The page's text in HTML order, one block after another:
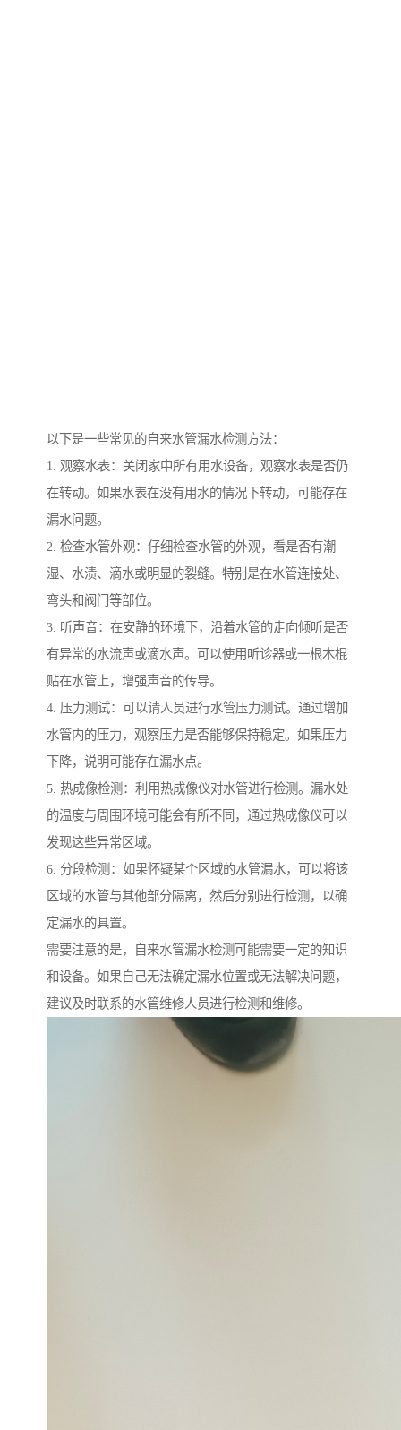
以下是一些常见的自来水管漏水检测方法：
1. 观察水表：关闭家中所有用水设备，观察水表是否仍
在转动。如果水表在没有用水的情况下转动，可能存在
漏水问题。
2. 检查水管外观：仔细检查水管的外观，看是否有潮
湿、水渍、滴水或明显的裂缝。特别是在水管连接处、
弯头和阀门等部位。
3. 听声音：在安静的环境下，沿着水管的走向倾听是否
有异常的水流声或滴水声。可以使用听诊器或一根木棍
贴在水管上，增强声音的传导。
4. 压力测试：可以请人员进行水管压力测试。通过增加
水管内的压力，观察压力是否能够保持稳定。如果压力
下降，说明可能存在漏水点。
5. 热成像检测：利用热成像仪对水管进行检测。漏水处
的温度与周围环境可能会有所不同，通过热成像仪可以
发现这些异常区域。
6. 分段检测：如果怀疑某个区域的水管漏水，可以将该
区域的水管与其他部分隔离，然后分别进行检测，以确
定漏水的具置。
需要注意的是，自来水管漏水检测可能需要一定的知识
和设备。如果自己无法确定漏水位置或无法解决问题，
建议及时联系的水管维修人员进行检测和维修。